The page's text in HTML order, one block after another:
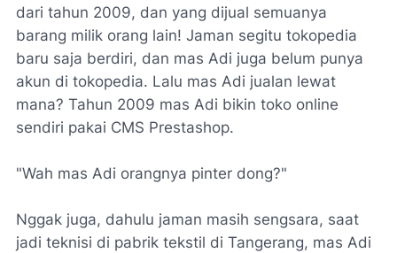
dari tahun 2009, dan yang dijual semuanya
barang milik orang lain! Jaman segitu tokopedia
baru saja berdiri, dan mas Adi juga belum punya
akun di tokopedia. Lalu mas Adi jualan lewat
mana? Tahun 2009 mas Adi bikin toko online
sendiri pakai CMS Prestashop.
"Wah mas Adi orangnya pinter dong?"
Nggak juga, dahulu jaman masih sengsara, saat
jadi teknisi di pabrik tekstil di Tangerang, mas Adi